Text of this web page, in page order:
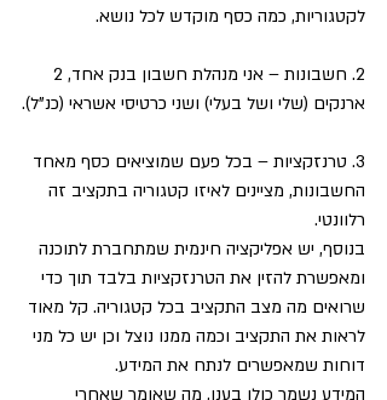
לקטגוריות, כמה כסף מוקדש לכל נושא.
ארנקים (שלי ושל בעלי) ושני כרטיסי אשראי (כנ”ל).
3. טרנזקציות – בכל פעם שמוציאים כסף מאחד
החשבונות, מציינים לאיזו קטגוריה בתקציב זה
רלוונטי.
בנוסף, יש אפליקציה חינמית שמתחברת לתוכנה
ומאפשרת להזין את הטרנזקציות בלבד תוך כדי
שרואים מה מצב התקציב בכל קטגוריה. קל מאוד
לראות את התקציב וכמה ממנו נוצל וכן יש כל מני
דוחות שמאפשרים לנתח את המידע.
המידע נשמר כולו בענן, מה שאומר שאחרי